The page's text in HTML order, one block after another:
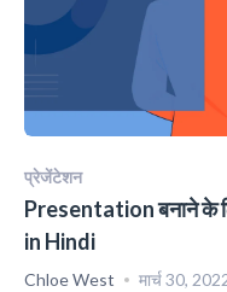
प्रेजेंटेशन
Presentation बनाने के
in Hindi
Chloe West मार्च 30,